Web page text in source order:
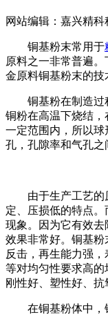
网站编辑：嘉兴精
铜基粉末常用于
原料之一非常普遍
金原料铜基粉末的技
铜基粉在制造过
铜粉在高温下烧结
一定范围内，所以
孔，孔隙率和气孔之
由于生产工艺
定、压损低的特点
现象。因为它有效
效果非常好。铜基
反击，再生能力强
等对均匀性要求高的
刚性好、塑性好、抗
在铜基粉体中，